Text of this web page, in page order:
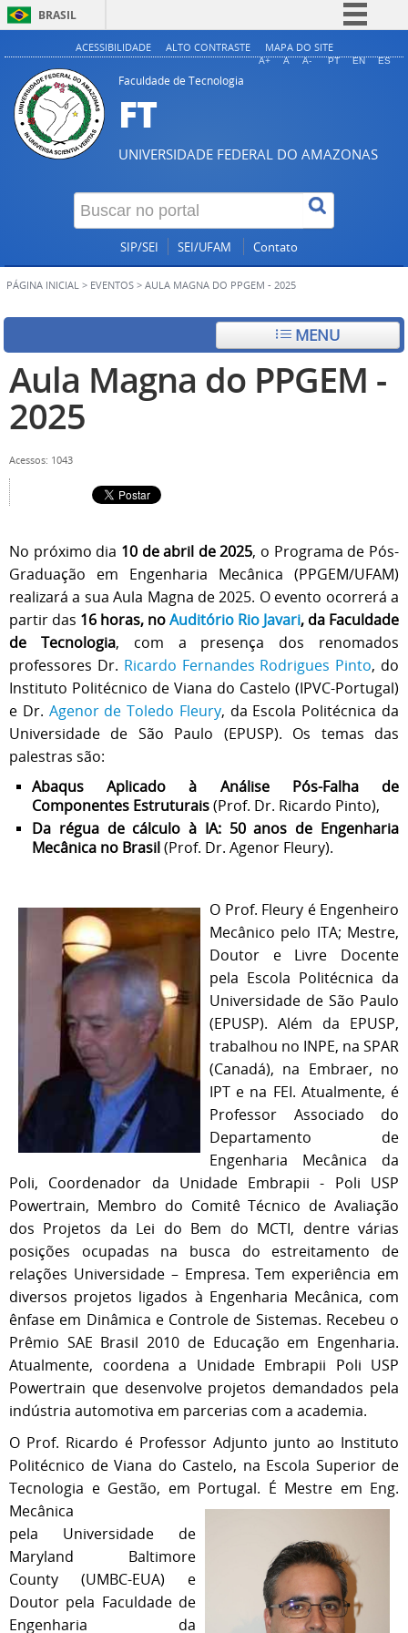
BRASIL
Simplifique!
Legislação
Canais
ACESSIBILIDADE ALTO CONTRASTE MAPA DO SITE
A+ A A- PT EN ES
Faculdade de Tecnologia
FT
UNIVERSIDADE FEDERAL DO AMAZONAS
SIP/SEI SEI/UFAM Contato
PÁGINA INICIAL > EVENTOS > AULA MAGNA DO PPGEM - 2025
MENU
Aula Magna do PPGEM -
2025
Acessos: 1043
No próximo dia 10 de abril de 2025, o Programa de Pós-
Graduação em Engenharia Mecânica (PPGEM/UFAM)
realizará a sua Aula Magna de 2025. O evento ocorrerá a
partir das 16 horas, noAuditório Rio Javari, da Faculdade
de Tecnologia, com a presença dos renomados
professores Dr. Ricardo Fernandes Rodrigues Pinto, do
Instituto Politécnico de Viana do Castelo (IPVC-Portugal)
e Dr. Agenor de Toledo Fleury, da Escola Politécnica da
Universidade de São Paulo (EPUSP). Os temas das
palestras são:
Abaqus Aplicado à Análise Pós-Falha de
Componentes Estruturais(Prof. Dr. Ricardo Pinto),
Da régua de cálculo à IA: 50 anos de Engenharia
Mecânica no Brasil(Prof. Dr. Agenor Fleury).
O Prof. Fleury é Engenheiro
Mecânico pelo ITA; Mestre,
Doutor e Livre Docente
pela Escola Politécnica da
Universidade de São Paulo
(EPUSP). Além da EPUSP,
trabalhou no INPE, na SPAR
(Canadá), na Embraer, no
IPT e na FEI. Atualmente, é
Professor Associado do
Departamento de
Engenharia Mecânica da
Poli, Coordenador da Unidade Embrapii - Poli USP
Powertrain, Membro do Comitê Técnico de Avaliação
dos Projetos da Lei do Bem do MCTI, dentre várias
posições ocupadas na busca do estreitamento de
relações Universidade – Empresa. Tem experiência em
diversos projetos ligados à Engenharia Mecânica, com
ênfase em Dinâmica e Controle de Sistemas. Recebeu o
Prêmio SAE Brasil 2010 de Educação em Engenharia.
Atualmente, coordena a Unidade Embrapii Poli USP
Powertrain que desenvolve projetos demandados pela
indústria automotiva em parcerias com a academia.
O Prof. Ricardo é Professor Adjunto junto ao Instituto
Politécnico de Viana do Castelo, na Escola Superior de
Tecnologia e Gestão, em Portugal. É Mestre em Eng.
Mecânica
pela Universidade de
Maryland Baltimore
County (UMBC-EUA) e
Doutor pela Faculdade de
Engenharia da